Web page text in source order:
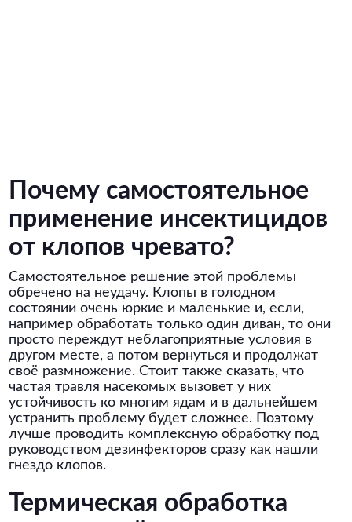
Почему самостоятельное
применение инсектицидов
от клопов чревато?
Самостоятельное решение этой проблемы
обречено на неудачу. Клопы в голодном
состоянии очень юркие и маленькие и, если,
например обработать только один диван, то они
просто переждут неблагоприятные условия в
другом месте, а потом вернуться и продолжат
своё размножение. Стоит также сказать, что
частая травля насекомых вызовет у них
устойчивость ко многим ядам и в дальнейшем
устранить проблему будет сложнее. Поэтому
лучше проводить комплексную обработку под
руководством дезинфекторов сразу как нашли
гнездо клопов.
Термическая обработка